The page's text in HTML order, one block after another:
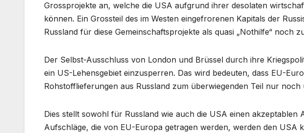
Grossprojekte an, welche die USA aufgrund ihrer desolaten
können. Ein Grossteil des im Westen eingefrorenen Kapitals der
Russland für diese Gemeinschaftsprojekte als quasi „Nothilfe“ noch
Der Selbst-Ausschluss von London und Brüssel durch ihre
ein US-Lehensgebiet einzusperren. Das wird bedeuten, dass EU-
Rohstofflieferungen aus Russland zum überwiegenden Teil nur
Dies stellt sowohl für Russland wie auch die USA einen akzeptablen
Aufschläge, die von EU-Europa getragen werden, werden den USA